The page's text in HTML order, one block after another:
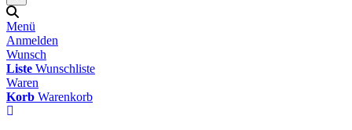
Menü
Anmelden
Wunsch
Liste Wunschliste
Waren
Korb Warenkorb